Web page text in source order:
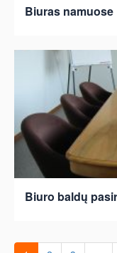
Biuras namuose
Biuro baldų